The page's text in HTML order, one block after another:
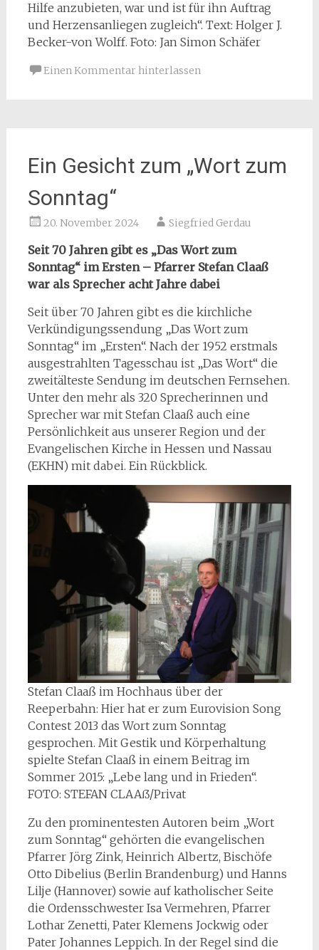
Hilfe anzubieten, war und ist für ihn Auftrag
und Herzensanliegen zugleich“. Text: Holger J.
Becker-von Wolff. Foto: Jan Simon Schäfer
Einen Kommentar hinterlassen
Ein Gesicht zum „Wort zum
Sonntag“
20. November 2024 Siegfried Gerdau
Seit 70 Jahren gibt es „Das Wort zum
Sonntag“ im Ersten – Pfarrer Stefan Claaß
war als Sprecher acht Jahre dabei
Seit über 70 Jahren gibt es die kirchliche
Verkündigungssendung „Das Wort zum
Sonntag“ im „Ersten“. Nach der 1952 erstmals
ausgestrahlten Tagesschau ist „Das Wort“ die
zweitälteste Sendung im deutschen Fernsehen.
Unter den mehr als 320 Sprecherinnen und
Sprecher war mit Stefan Claaß auch eine
Persönlichkeit aus unserer Region und der
Evangelischen Kirche in Hessen und Nassau
(EKHN) mit dabei. Ein Rückblick.
Stefan Claaß im Hochhaus über der
Reeperbahn: Hier hat er zum Eurovision Song
Contest 2013 das Wort zum Sonntag
gesprochen. Mit Gestik und Körperhaltung
spielte Stefan Claaß in einem Beitrag im
Sommer 2015: „Lebe lang und in Frieden“.
FOTO: STEFAN CLAAß/Privat
Zu den prominentesten Autoren beim „Wort
zum Sonntag“ gehörten die evangelischen
Pfarrer Jörg Zink, Heinrich Albertz, Bischöfe
Otto Dibelius (Berlin Brandenburg) und Hanns
Lilje (Hannover) sowie auf katholischer Seite
die Ordensschwester Isa Vermehren, Pfarrer
Lothar Zenetti, Pater Klemens Jockwig oder
Pater Johannes Leppich. In der Regel sind die